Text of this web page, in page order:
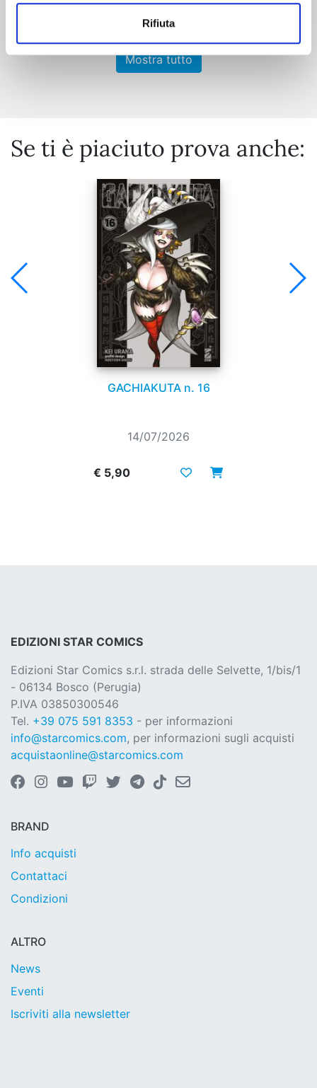
Rifiuta
Mostra tutto
Se ti è piaciuto prova anche:
GACHIAKUTA n. 16
14/07/2026
€ 5,90
EDIZIONI STAR COMICS
Edizioni Star Comics s.r.l. strada delle Selvette, 1/bis/1
- 06134 Bosco (Perugia)
P.IVA 03850300546
Tel. +39 075 591 8353 - per informazioni
info@starcomics.com, per informazioni sugli acquisti
acquistaonline@starcomics.com
BRAND
Info acquisti
Contattaci
Condizioni
ALTRO
News
Eventi
Iscriviti alla newsletter